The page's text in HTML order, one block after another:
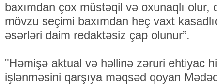
baxımdan çox müstəqil və oxunaqlı olur,
mövzu seçimi baxımdan heç vaxt
əsərləri daim redaktəsiz çap olunur”.
"Həmişə aktual və həllinə zəruri ehtiyac
işlənməsini qarşıya məqsəd qoyan